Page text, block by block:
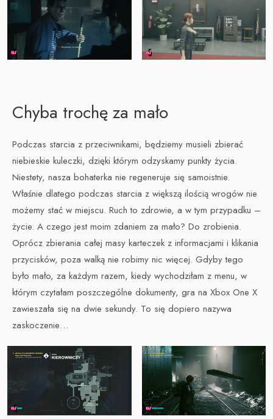
Chyba trochę za mało
Podczas starcia z przeciwnikami, będziemy musieli zbierać
niebieskie kuleczki, dzięki którym odzyskamy punkty życia.
Niestety, nasza bohaterka nie regeneruje się samoistnie.
Właśnie dlatego podczas starcia z większą ilością wrogów nie
możemy stać w miejscu. Ruch to zdrowie, a w tym przypadku –
życie. A czego jest moim zdaniem za mało? Do zrobienia.
Oprócz zbierania całej masy karteczek z informacjami i klikania
przycisków, poza walką nie robimy nic więcej. Gdyby tego
było mało, za każdym razem, kiedy wychodziłam z menu, w
którym czytałam poszczególne dokumenty, gra na Xbox One X
zawieszała się na dwie sekundy. To się dopiero nazywa
zaskoczenie…